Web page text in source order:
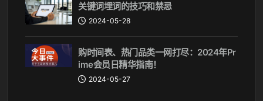
关键词埋词的技巧和禁忌
2024-05-28
购时间表、热门品类一网打尽：2024年Pr
ime会员日精华指南！
2024-05-27